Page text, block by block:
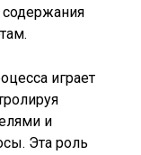
содержания
играет
и
Эта роль